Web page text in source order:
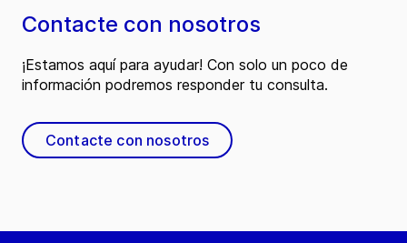
Contacte con nosotros
¡Estamos aquí para ayudar! Con solo un poco de
información podremos responder tu consulta.
Contacte con nosotros